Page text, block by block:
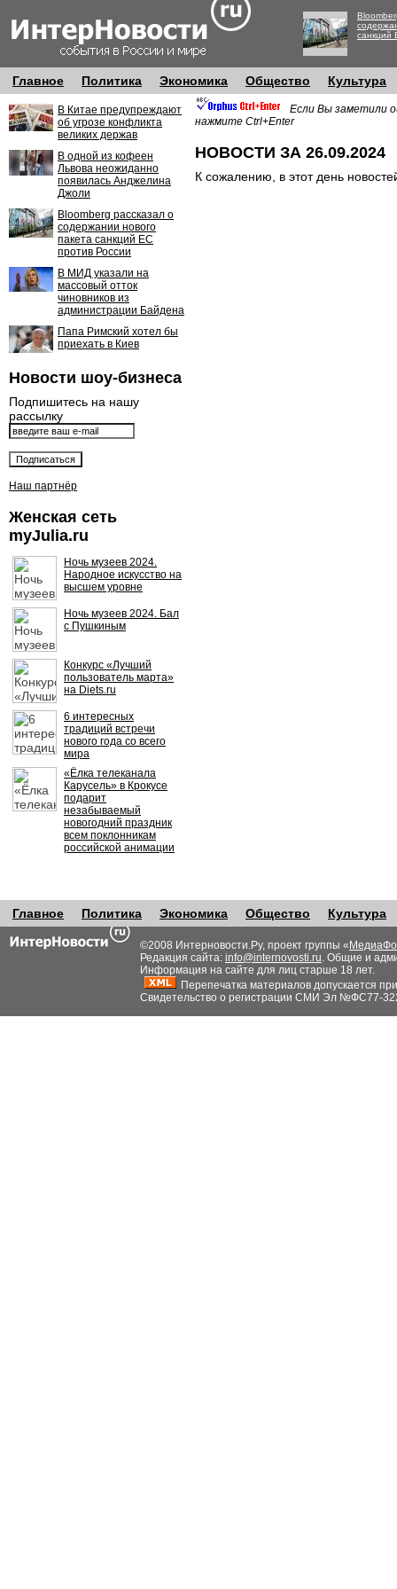
санкций
Главное Политика Экономика Общество Культура
В Китае предупреждают
об угрозе конфликта
великих держав
В одной из кофеен
Львова неожиданно
появилась Анджелина
Джоли
Bloomberg рассказал о
содержании нового
пакета санкций ЕС
против России
В МИД указали на
массовый отток
чиновников из
администрации Байдена
Папа Римский хотел бы
приехать в Киев
Новости шоу-бизнеса
Подпишитесь на нашу
рассылку
Наш партнёр
Женская сеть
myJulia.ru
Ночь музеев 2024.
Народное искусство на
высшем уровне
Ночь музеев 2024. Бал
с Пушкиным
Конкурс «Лучший
пользователь марта»
на Diets.ru
6 интересных
традиций встречи
нового года со всего
мира
«Ёлка телеканала
Карусель» в Крокусе
подарит
незабываемый
новогодний праздник
всем поклонникам
российской анимации
Если Вы заметили
нажмите Ctrl+Enter
НОВОСТИ ЗА 26.09.2024
К сожалению, в этот день
Главное Политика Экономика Общество Культура
©2008 Интерновости.Ру, проект группы «
Редакция сайта: info@internovosti.ru. Общие и
Информация на сайте для лиц старше 18 лет.
Перепечатка материалов допускается
Свидетельство о регистрации СМИ Эл №ФС77-